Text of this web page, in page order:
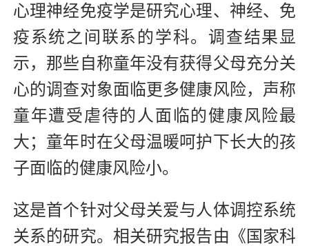
心理神经免疫学是研究心理、神经、免
疫系统之间联系的学科。调查结果显
示，那些自称童年没有获得父母充分关
心的调查对象面临更多健康风险，声称
童年遭受虐待的人面临的健康风险最
大；童年时在父母温暖呵护下长大的孩
子面临的健康风险小。
这是首个针对父母关爱与人体调控系统
关系的研究。相关研究报告由《国家科